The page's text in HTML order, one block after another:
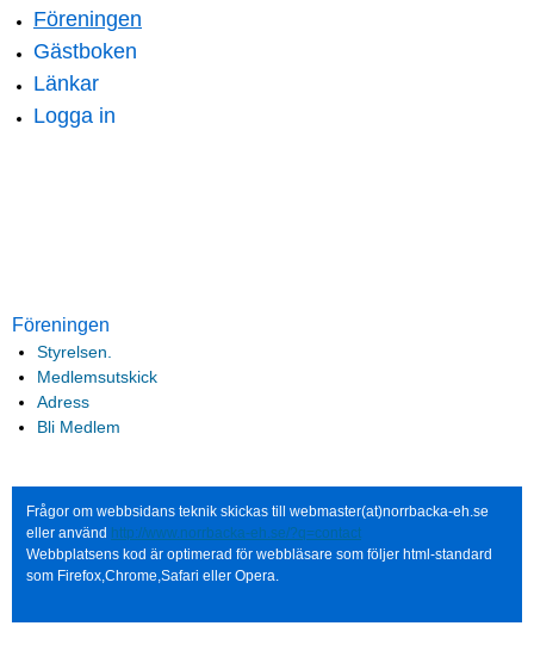
Föreningen
Gästboken
Länkar
Logga in
Föreningen
Styrelsen.
Medlemsutskick
Adress
Bli Medlem
Frågor om webbsidans teknik skickas till webmaster(at)norrbacka-eh.se
eller använd http://www.norrbacka-eh.se/?q=contact
Webbplatsens kod är optimerad för webbläsare som följer html-standard
som Firefox,Chrome,Safari eller Opera.